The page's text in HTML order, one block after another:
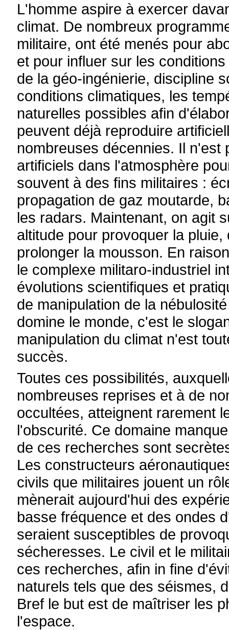
L'homme aspire à exercer
climat. De nombreux
militaire, ont été menés pour
et pour influer sur les
de la géo-ingénierie, discipline
conditions climatiques, les
naturelles possibles afin
peuvent déjà reproduire
nombreuses décennies. Il
artificiels dans l'atmosphère
souvent à des fins militaires :
propagation de gaz moutarde,
les radars. Maintenant, on agit
altitude pour provoquer la
prolonger la mousson. En
le complexe militaro-industriel
évolutions scientifiques et
de manipulation de la
domine le monde, c'est le
manipulation du climat n'est
succès.
Toutes ces possibilités,
nombreuses reprises et à de
occultées, atteignent rarement
l'obscurité. Ce domaine
de ces recherches sont
Les constructeurs
civils que militaires jouent un
mènerait aujourd'hui des
basse fréquence et des ondes
seraient susceptibles de
sécheresses. Le civil et le
ces recherches, afin in fine
naturels tels que des séismes,
Bref le but est de maîtriser les
l'espace.